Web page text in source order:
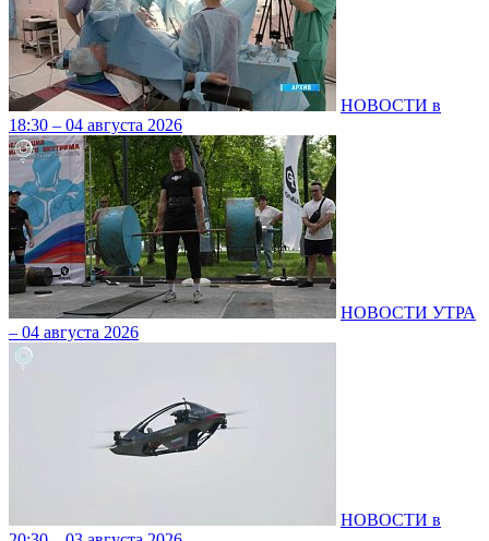
НОВОСТИ в
18:30 – 04 августа 2026
НОВОСТИ УТРА
– 04 августа 2026
НОВОСТИ в